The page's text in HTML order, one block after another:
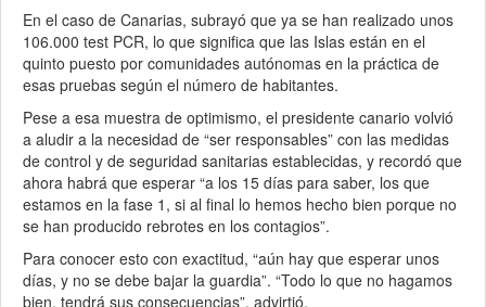
En el caso de Canarias, subrayó que ya se han realizado unos
106.000 test PCR, lo que significa que las Islas están en el
quinto puesto por comunidades autónomas en la práctica de
esas pruebas según el número de habitantes.
Pese a esa muestra de optimismo, el presidente canario volvió
a aludir a la necesidad de “ser responsables” con las medidas
de control y de seguridad sanitarias establecidas, y recordó que
ahora habrá que esperar “a los 15 días para saber, los que
estamos en la fase 1, si al final lo hemos hecho bien porque no
se han producido rebrotes en los contagios”.
Para conocer esto con exactitud, “aún hay que esperar unos
días, y no se debe bajar la guardia”. “Todo lo que no hagamos
bien, tendrá sus consecuencias”, advirtió.